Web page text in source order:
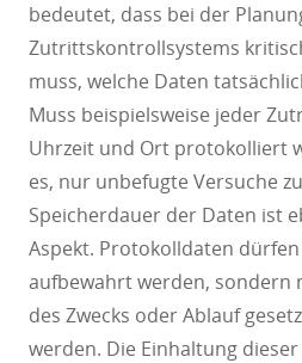
bedeutet, dass bei der
Zutrittskontrollsystems
muss, welche Daten
Muss beispielsweise jeder
Uhrzeit und Ort protokolliert
es, nur unbefugte Versuche
Speicherdauer der Daten ist
Aspekt. Protokolldaten
aufbewahrt werden, sondern
des Zwecks oder Ablauf
werden. Die Einhaltung